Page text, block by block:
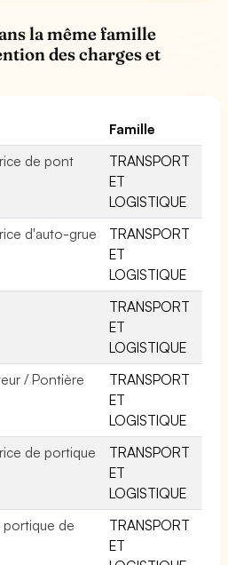
la même famille
des charges et
Famille
de pont
TRANSPORT
ET
LOGISTIQUE
d'auto-grue
TRANSPORT
ET
LOGISTIQUE
TRANSPORT
ET
LOGISTIQUE
/ Pontière
TRANSPORT
ET
LOGISTIQUE
de portique
TRANSPORT
ET
LOGISTIQUE
portique de
TRANSPORT
ET